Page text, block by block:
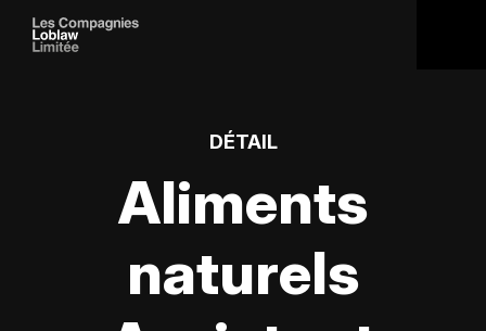
DÉTAIL
Aliments
naturels